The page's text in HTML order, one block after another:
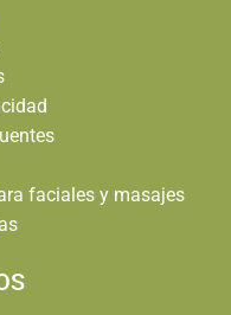
faciales y masajes